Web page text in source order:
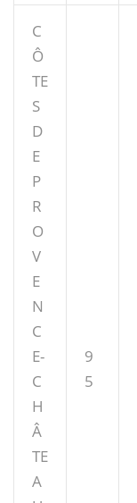
C
Ô
TE
S
D
E
P
R
O
V
E
N
C
E-
C
H
Â
TE
A
9
5